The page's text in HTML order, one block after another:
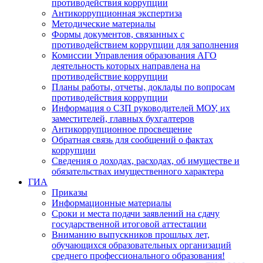
противодействия коррупции
Антикоррупционная экспертиза
Методические материалы
Формы документов, связанных с
противодействием коррупции для заполнения
Комиссии Управления образования АГО
деятельность которых направлена на
противодействие коррупции
Планы работы, отчеты, доклады по вопросам
противодействия коррупции
Информация о СЗП руководителей МОУ, их
заместителей, главных бухгалтеров
Антикоррупционное просвещение
Обратная связь для сообщений о фактах
коррупции
Сведения о доходах, расходах, об имуществе и
обязательствах имущественного характера
ГИА
Приказы
Информационные материалы
Сроки и места подачи заявлений на сдачу
государственной итоговой аттестации
Вниманию выпускников прошлых лет,
обучающихся образовательных организаций
среднего профессионального образования!